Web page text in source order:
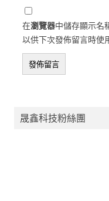
在瀏覽器中儲存顯示名
以供下次發佈留言時使
晟鑫科技粉絲團